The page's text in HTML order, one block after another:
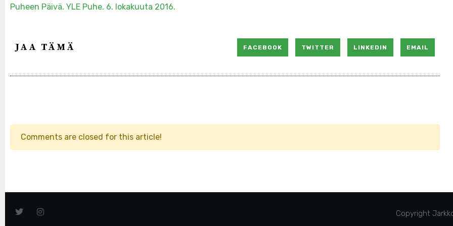
Puheen Päivä. YLE Puhe. 6. lokakuuta 2016.
JAA TÄMÄ FACEBOOK TWITTER LINKEDIN EMAIL
Comments are closed for this article!
Copyright